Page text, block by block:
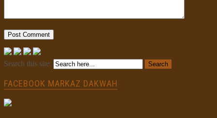
Search this site:
FACEBOOK MARKAZ DAKWAH